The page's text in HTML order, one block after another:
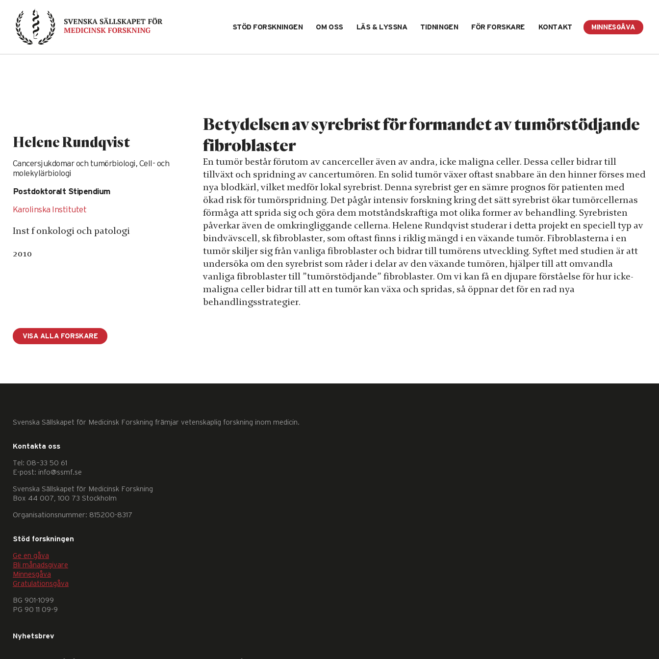
content
STÖD FORSKNINGEN OM OSS LÄS & LYSSNA TIDNINGEN FÖR FORSKARE KONTAKT MINNESGÅVA
Helene Rundqvist
Cancersjukdomar och tumörbiologi, Cell- och
molekylärbiologi
Postdoktoralt Stipendium
Karolinska Institutet
Inst f onkologi och patologi
2010
Betydelsen av syrebrist för formandet av tumörstödjande
fibroblaster
En tumör består förutom av cancerceller även av andra, icke maligna celler. Dessa celler bidrar till
tillväxt och spridning av cancertumören. En solid tumör växer oftast snabbare än den hinner förses med
nya blodkärl, vilket medför lokal syrebrist. Denna syrebrist ger en sämre prognos för patienten med
ökad risk för tumörspridning. Det pågår intensiv forskning kring det sätt syrebrist ökar tumörcellernas
förmåga att sprida sig och göra dem motståndskraftiga mot olika former av behandling. Syrebristen
påverkar även de omkringliggande cellerna. Helene Rundqvist studerar i detta projekt en speciell typ av
bindvävscell, sk fibroblaster, som oftast finns i riklig mängd i en växande tumör. Fibroblasterna i en
tumör skiljer sig från vanliga fibroblaster och bidrar till tumörens utveckling. Syftet med studien är att
undersöka om den syrebrist som råder i delar av den växande tumören, hjälper till att omvandla
vanliga fibroblaster till ”tumörstödjande” fibroblaster. Om vi kan få en djupare förståelse för hur icke-
maligna celler bidrar till att en tumör kan växa och spridas, så öppnar det för en rad nya
behandlingsstrategier.
VISA ALLA FORSKARE
Svenska Sällskapet för Medicinsk Forskning främjar vetenskaplig forskning inom medicin.
Kontakta oss
Tel: 08–33 50 61
E-post: info@ssmf.se
Svenska Sällskapet för Medicinsk Forskning
Box 44 007, 100 73 Stockholm
Organisationsnummer: 815200-8317
Stöd forskningen
Ge en gåva
Bli månadsgivare
Minnesgåva
Gratulationsgåva
BG 901-1099
PG 90 11 09-9
Nyhetsbrev
Nödvändiga
Dessa
går
inte
att
välja
bort.
behövs